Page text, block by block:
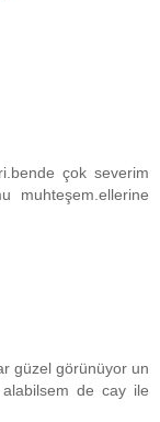
çok severim
muhteşem.ellerine
güzel görünüyor un
de cay ile